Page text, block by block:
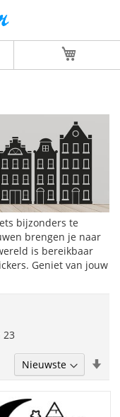
bijzonders te
brengen je naar
is bereikbaar
Geniet van jouw
23